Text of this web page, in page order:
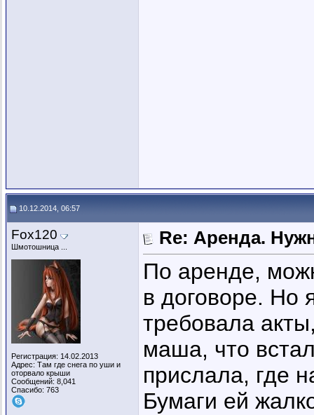
10.12.2014, 06:57
Fox120
Шмотошница ...
Регистрация: 14.02.2013
Адрес: Там где снега по уши и
оторвало крыши
Сообщений: 8,041
Спасибо: 763
Re: Аренда.
По аренде,
в договоре. Но
требовала
маша, что
прислала, где
Бумаги ей